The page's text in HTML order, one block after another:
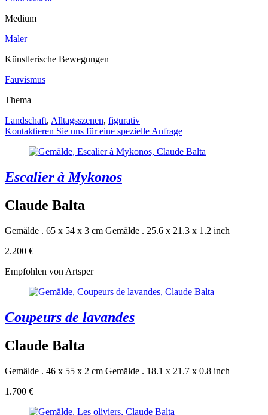
Medium
Maler
Künstlerische Bewegungen
Fauvismus
Thema
Landschaft, Alltagsszenen, figurativ
Kontaktieren Sie uns für eine spezielle Anfrage
Escalier à Mykonos
Claude Balta
Gemälde . 65 x 54 x 3 cm Gemälde . 25.6 x 21.3 x 1.2 inch
2.200 €
Empfohlen von Artsper
Coupeurs de lavandes
Claude Balta
Gemälde . 46 x 55 x 2 cm Gemälde . 18.1 x 21.7 x 0.8 inch
1.700 €